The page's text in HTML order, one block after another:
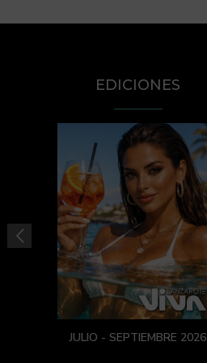
EDICIONES
JULIO - SEPTIEMBRE 2026